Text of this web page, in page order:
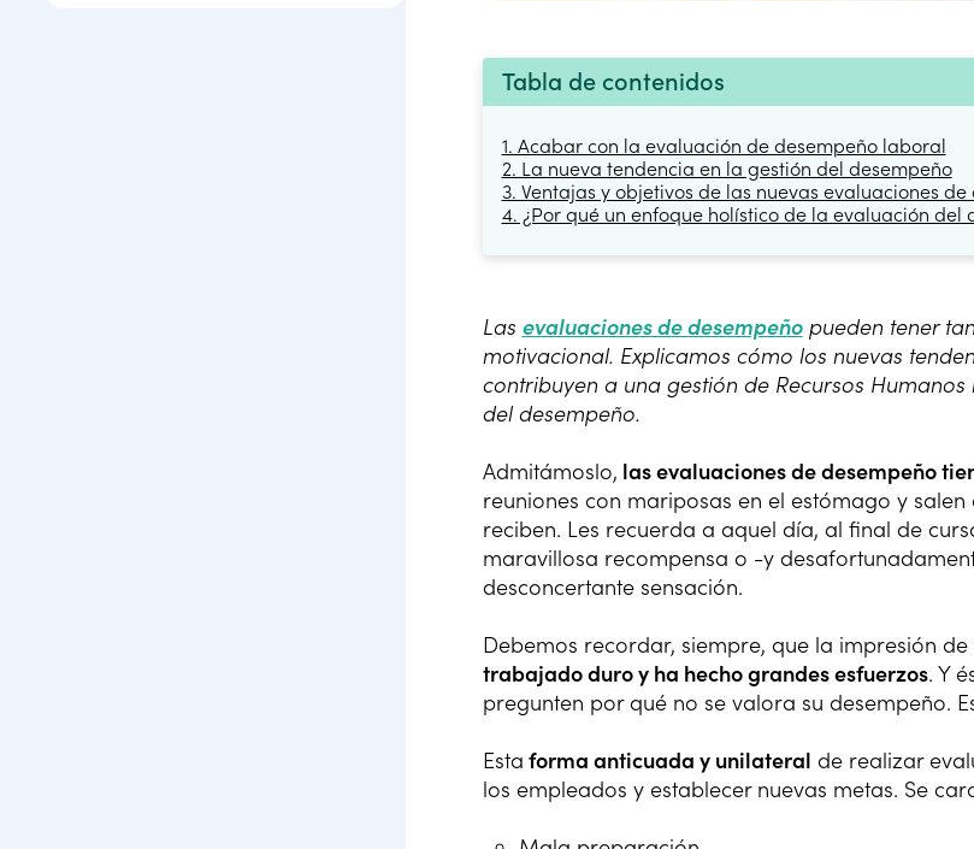
Tabla de contenidos
1. Acabar con la evaluación de desempeño laboral
2. La nueva tendencia en la gestión del desempeño
3. Ventajas y objetivos de las nuevas evaluaciones
4. ¿Por qué un enfoque holístico de la evaluación
Las evaluaciones de desempeñopueden tener
motivacional. Explicamos cómo los nuevas
contribuyen a una gestión de Recursos
del desempeño.
Admitámoslo, las evaluaciones de desempeño
reuniones con mariposas en el estómago y
reciben. Les recuerda a aquel día, al final de
maravillosa recompensa o -y
desconcertante sensación.
Debemos recordar, siempre, que la impresión
trabajado duro y ha hecho grandes esfuerzos. Y
pregunten por qué no se valora su desempeño.
Esta forma anticuada y unilateral de realizar
los empleados y establecer nuevas metas. Se